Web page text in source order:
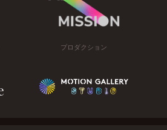
プロダクション